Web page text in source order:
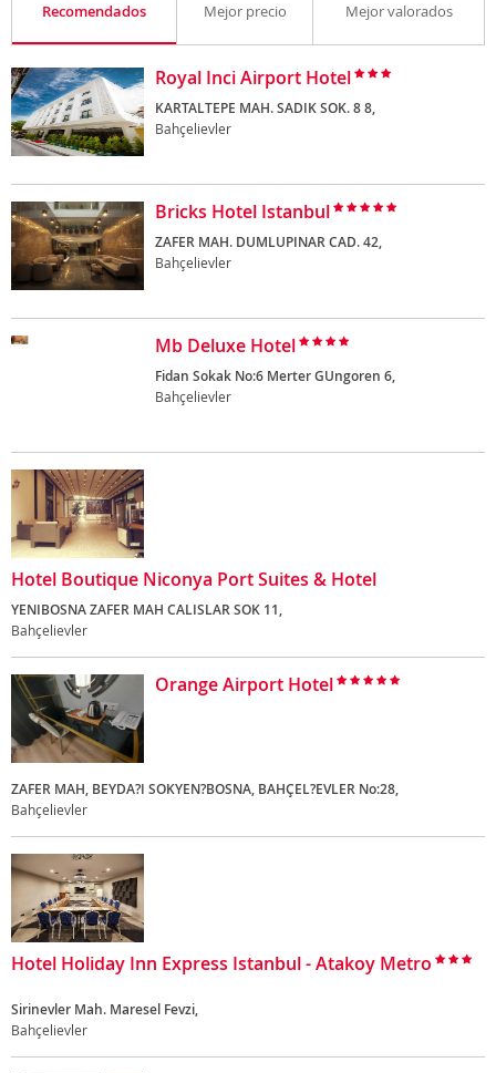
Recomendados Mejor precio Mejor valorados
Royal Inci Airport Hotel
KARTALTEPE MAH. SADIK SOK. 8 8,
Bahçelievler
Bricks Hotel Istanbul
ZAFER MAH. DUMLUPINAR CAD. 42,
Bahçelievler
Mb Deluxe Hotel
Fidan Sokak No:6 Merter GUngoren 6,
Bahçelievler
Hotel Boutique Niconya Port Suites & Hotel
YENIBOSNA ZAFER MAH CALISLAR SOK 11,
Bahçelievler
Orange Airport Hotel
ZAFER MAH, BEYDA?I SOKYEN?BOSNA, BAHÇEL?EVLER No:28,
Bahçelievler
Hotel Holiday Inn Express Istanbul - Atakoy Metro
Sirinevler Mah. Maresel Fevzi,
Bahçelievler